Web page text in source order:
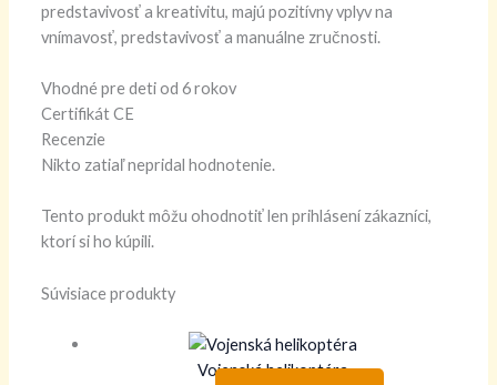
predstavivosť a kreativitu, majú pozitívny vplyv na
vnímavosť, predstavivosť a manuálne zručnosti.
Vhodné pre deti od 6 rokov
Certifikát CE
Recenzie
Nikto zatiaľ nepridal hodnotenie.
Tento produkt môžu ohodnotiť len prihlásení zákazníci,
ktorí si ho kúpili.
Súvisiace produkty
Vojenská helikoptéra